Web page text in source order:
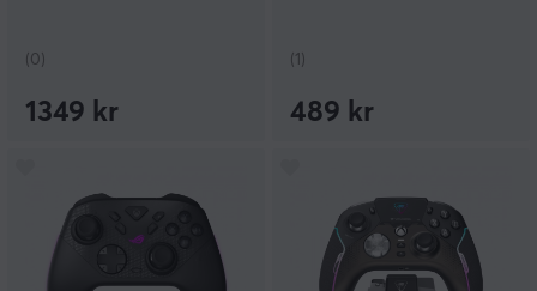
(0)
1349 kr
(1)
489 kr